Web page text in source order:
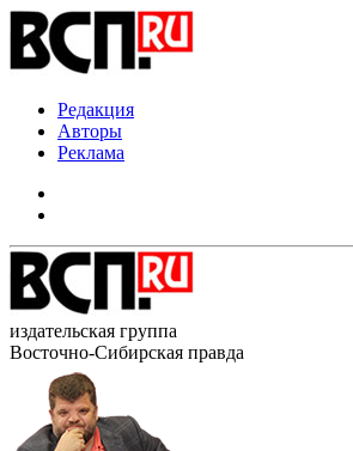
Редакция
Авторы
Реклама
издательская группа
Восточно-Сибирская правда